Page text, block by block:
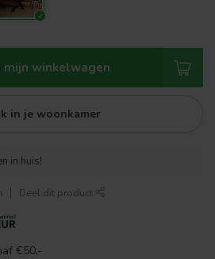
mijn winkelwagen
in je woonkamer
in huis!
Deel dit product
€50,-